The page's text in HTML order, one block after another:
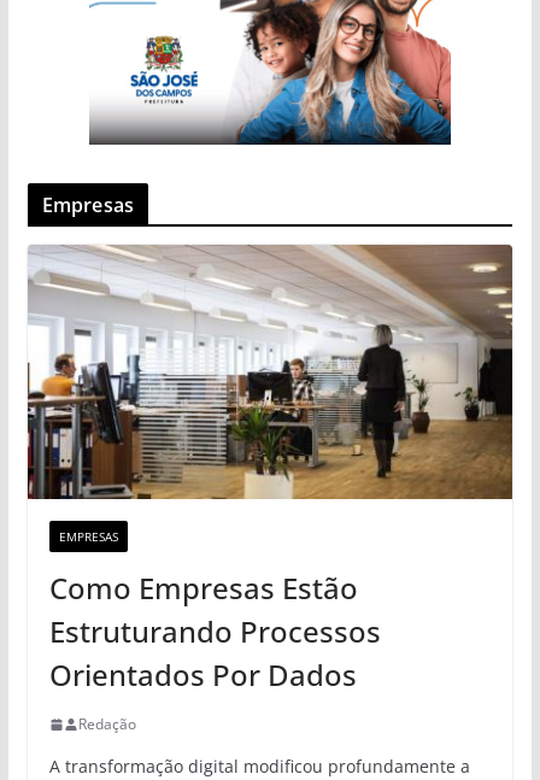
Empresas
EMPRESAS
Como Empresas Estão
Estruturando Processos
Orientados Por Dados
Redação
A transformação digital modificou profundamente a